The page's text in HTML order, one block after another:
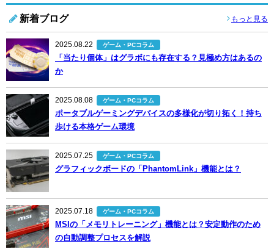
新着ブログ もっと見る
2025.08.22 ゲーム・PCコラム
「当たり個体」はグラボにも存在する？見極め方はあるの
か
2025.08.08 ゲーム・PCコラム
ポータブルゲーミングデバイスの多様化が切り拓く！持ち
歩ける本格ゲーム環境
2025.07.25 ゲーム・PCコラム
グラフィックボードの「PhantomLink」機能とは？
2025.07.18 ゲーム・PCコラム
MSIの「メモリトレーニング」機能とは？安定動作のため
の自動調整プロセスを解説